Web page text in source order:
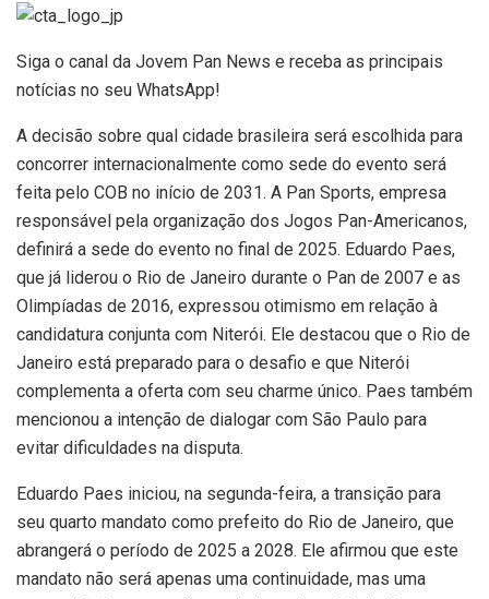
Siga o canal da Jovem Pan News e receba as principais
notícias no seu WhatsApp!
A decisão sobre qual cidade brasileira será escolhida para
concorrer internacionalmente como sede do evento será
feita pelo COB no início de 2031. A Pan Sports, empresa
responsável pela organização dos Jogos Pan-Americanos,
definirá a sede do evento no final de 2025. Eduardo Paes,
que já liderou o Rio de Janeiro durante o Pan de 2007 e as
Olimpíadas de 2016, expressou otimismo em relação à
candidatura conjunta com Niterói. Ele destacou que o Rio de
Janeiro está preparado para o desafio e que Niterói
complementa a oferta com seu charme único. Paes também
mencionou a intenção de dialogar com São Paulo para
evitar dificuldades na disputa.
Eduardo Paes iniciou, na segunda-feira, a transição para
seu quarto mandato como prefeito do Rio de Janeiro, que
abrangerá o período de 2025 a 2028. Ele afirmou que este
mandato não será apenas uma continuidade, mas uma